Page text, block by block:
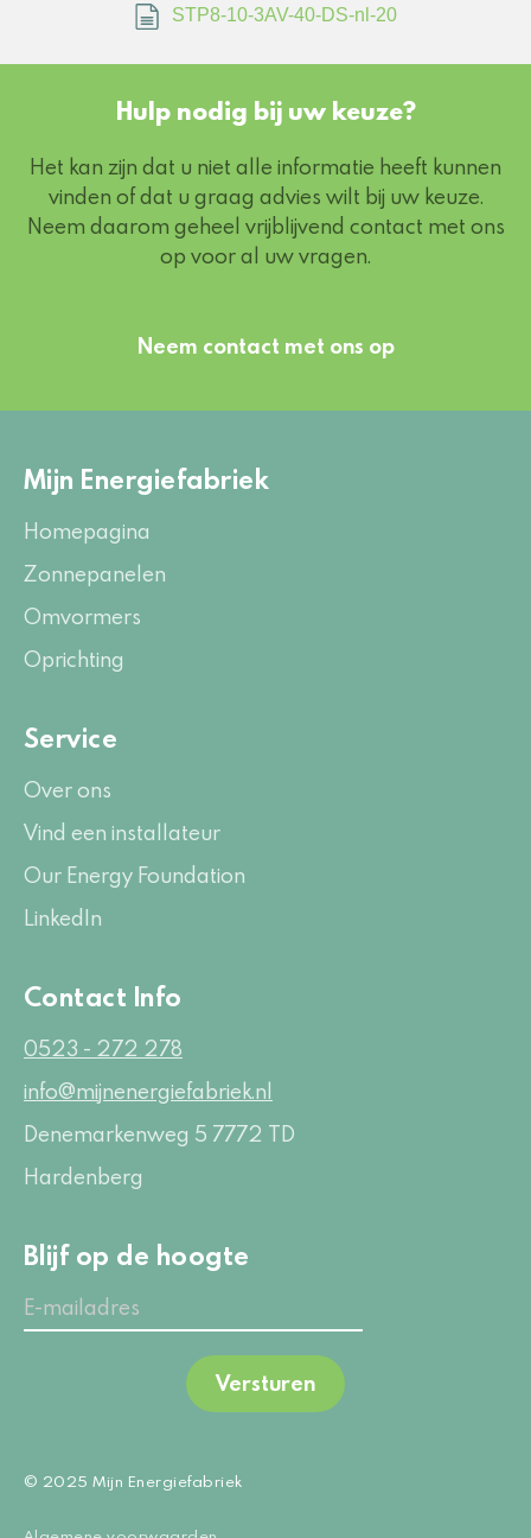
STP8-10-3AV-40-DS-nl-20
Hulp nodig bij uw keuze?
Het kan zijn dat u niet alle informatie heeft kunnen
vinden of dat u graag advies wilt bij uw keuze.
Neem daarom geheel vrijblijvend contact met ons
op voor al uw vragen.
Neem contact met ons op
Mijn Energiefabriek
Homepagina
Zonnepanelen
Omvormers
Oprichting
Service
Over ons
Vind een installateur
Our Energy Foundation
LinkedIn
Contact Info
0523 - 272 278
info@mijnenergiefabriek.nl
Denemarkenweg 5 7772 TD
Hardenberg
Blijf op de hoogte
Versturen
© 2025 Mijn Energiefabriek